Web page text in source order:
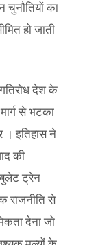
चुनौतियों का
हो जाती
देश के
से भटका
। इतिहास ने
की
ट्रेन
राजनीति से
देना जो